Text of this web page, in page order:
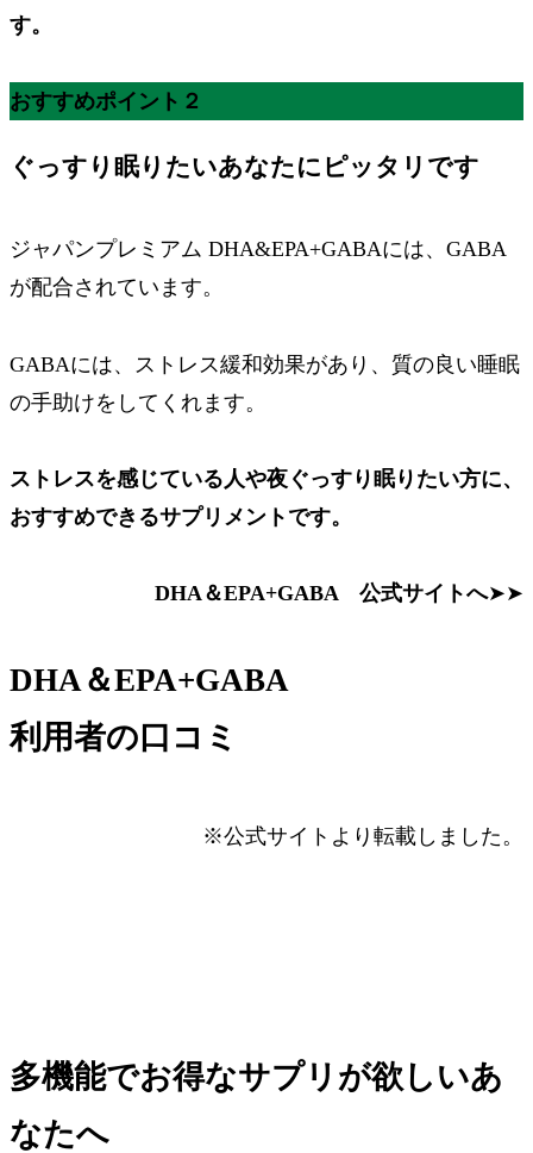
す。
おすすめポイント２
ぐっすり眠りたいあなたにピッタリです
ジャパンプレミアム DHA&EPA+GABAには、 GABA
が配合されています。
GABAには、ストレス緩和効果があり、質の良い睡眠
の手助けをしてくれます。
ストレスを感じている人や夜ぐっすり眠りたい方に、
おすすめできるサプリメントです。
DHA＆EPA+GABA 公式サイトへ➤➤
DHA＆EPA+GABA
利用者の口コミ
※公式サイトより転載しました。
多機能でお得なサプリが欲しいあ
なたへ